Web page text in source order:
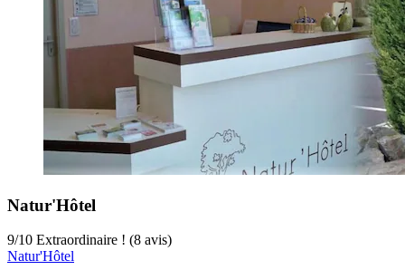
Natur'Hôtel
9/10 Extraordinaire ! (8 avis)
Natur'Hôtel